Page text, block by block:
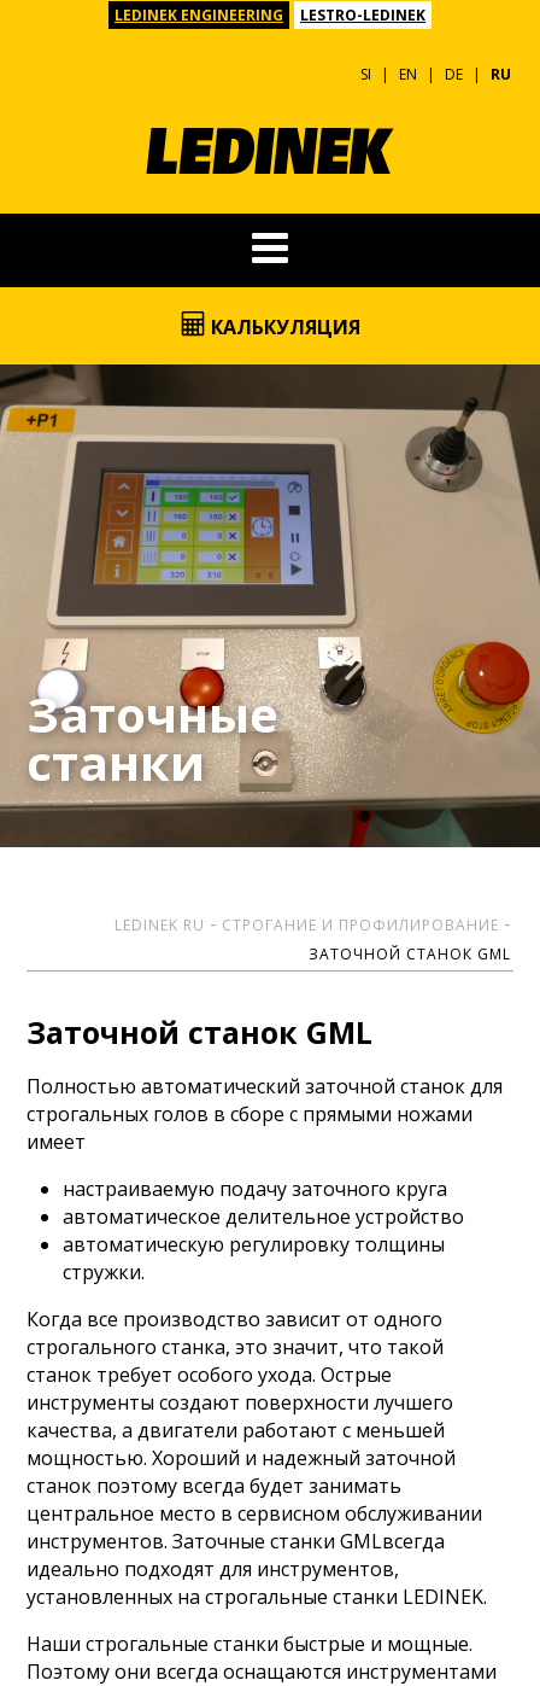
LEDINEK ENGINEERING LESTRO-LEDINEK
SI EN DE RU
КАЛЬКУЛЯЦИЯ
Заточные
станки
LEDINEK RU
СТРОГАНИЕ И ПРОФИЛИРОВАНИЕ
ЗАТОЧНОЙ СТАНОК GML
Заточной станок GML
Полностью автоматический заточной станок для
строгальных голов в сборе с прямыми ножами
имеет
настраиваемую подачу заточного круга
автоматическое делительное устройство
автоматическую регулировку толщины
стружки.
Когда все производство зависит от одного
строгального станка, это значит, что такой
станок требует особого ухода. Острые
инструменты создают поверхности лучшего
качества, а двигатели работают с меньшей
мощностью. Хороший и надежный заточной
станок поэтому всегда будет занимать
центральное место в сервисном обслуживании
инструментов. Заточные станки GMLвсегда
идеально подходят для инструментов,
установленных на строгальные станки LEDINEK.
Наши строгальные станки быстрые и мощные.
Поэтому они всегда оснащаются инструментами